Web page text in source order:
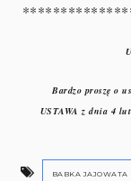
Bardzo proszę o
USTAWA z dnia 4
BABKA JAJOWATA